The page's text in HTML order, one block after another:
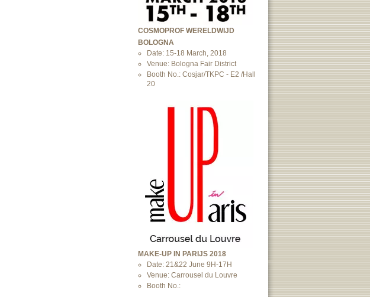
COSMOPROF WERELDWIJD
BOLOGNA
Date: 15-18 March, 2018
Venue: Bologna Fair District
Booth No.: Cosjar/TKPC - E2 /Hall
20
MAKE-UP IN PARIJS 2018
Date: 21&22 June 9H-17H
Venue: Carrousel du Louvre
Booth No.: